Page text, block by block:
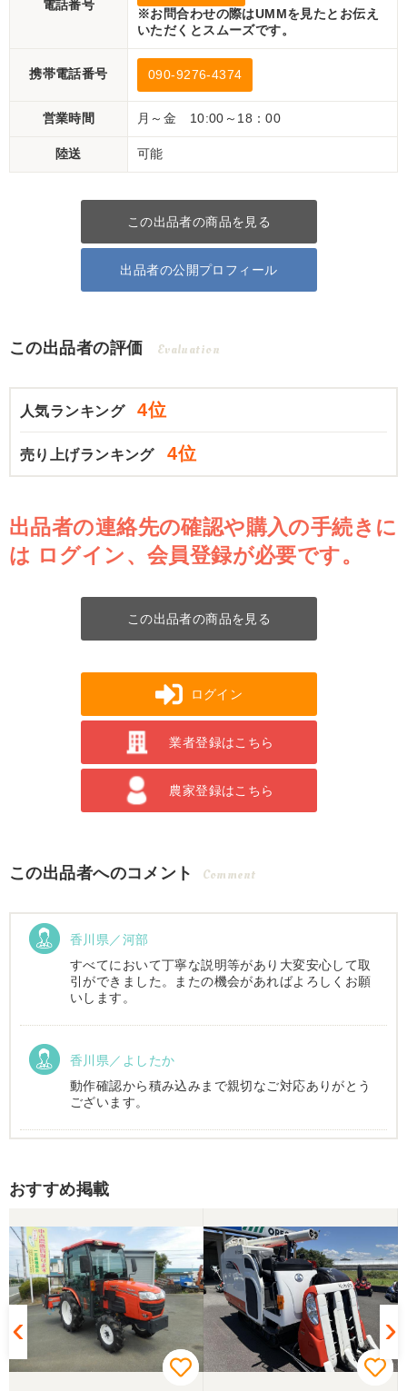
電話番号
※お問合わせの際はUMMを見たとお伝え
いただくとスムーズです。
携帯電話番号 090-9276-4374
営業時間 月～金 10:00～18：00
陸送 可能
この出品者の商品を見る
出品者の公開プロフィール
この出品者の評価 Evaluation
人気ランキング 4位
売り上げランキング 4位
出品者の連絡先の確認や購入の手続きに
は ログイン、会員登録が必要です。
この出品者の商品を見る
ログイン
業者登録はこちら
農家登録はこちら
この出品者へのコメント Comment
香川県／河部
すべてにおいて丁寧な説明等があり大変安心して取
引ができました。またの機会があればよろしくお願
いします。
香川県／よしたか
動作確認から積み込みまで親切なご対応ありがとう
ございます。
リピート購入させて頂きました。 ありがとうござい
香川県／井上
とても良くしてもらいました。また購入したいと思
います。
香川県／西川忠洋
おすすめ掲載